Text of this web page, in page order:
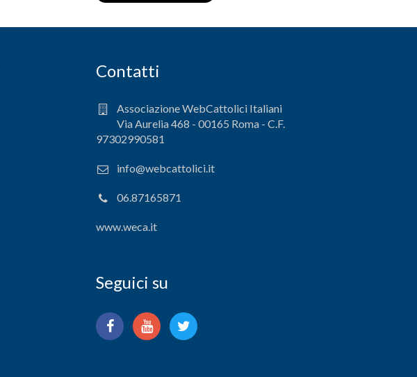
Contatti
Associazione WebCattolici Italiani
Via Aurelia 468 - 00165 Roma - C.F.
97302990581
info@webcattolici.it
06.87165871
www.weca.it
Seguici su